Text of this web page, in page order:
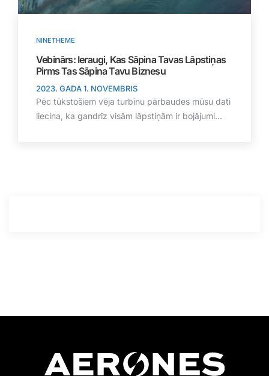
NINETHEME
Vebinārs: Ieraugi, Kas Sāpina Tavas Lāpstiņas
Pirms Tas Sāpina Tavu Biznesu
2023. GADA 1. NOVEMBRIS
Pēc tūkstošiem vēja turbīnu pārbaudes mūsu dati
liecina, ka gandrīz visām lāpstiņām ir bojājumi...